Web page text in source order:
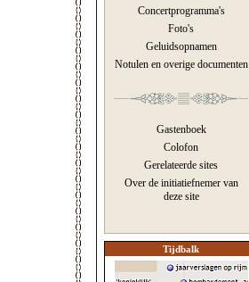
Concertprogramma's
Foto's
Geluidsopnamen
Notulen en overige documenten
Gastenboek
Colofon
Gerelateerde sites
Over de initiatiefnemer van
deze site
Tijdbalk